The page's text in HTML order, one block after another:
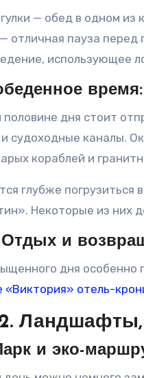
— обед в одном
отличная пауза
использующее
половине дня стоит
судоходные каналы.
кораблей и
глубже
Некоторые из них
Отдых и
дня
«Виктория» отель-
Ландшафты,
и эко-